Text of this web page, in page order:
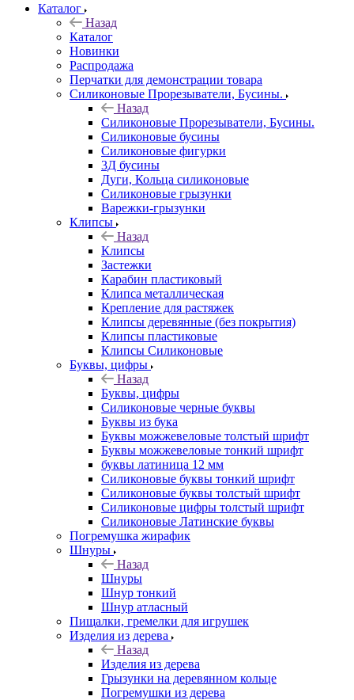
Каталог
Назад
Каталог
Новинки
Распродажа
Перчатки для демонстрации товара
Силиконовые Прорезыватели, Бусины.
Назад
Силиконовые Прорезыватели, Бусины.
Силиконовые бусины
Силиконовые фигурки
3Д бусины
Дуги, Кольца силиконовые
Силиконовые грызунки
Варежки-грызунки
Клипсы
Назад
Клипсы
Застежки
Карабин пластиковый
Клипса металлическая
Крепление для растяжек
Клипсы деревянные (без покрытия)
Клипсы пластиковые
Клипсы Силиконовые
Буквы, цифры
Назад
Буквы, цифры
Силиконовые черные буквы
Буквы из бука
Буквы можжевеловые толстый шрифт
Буквы можжевеловые тонкий шрифт
буквы латиница 12 мм
Силиконовые буквы тонкий шрифт
Силиконовые буквы толстый шрифт
Силиконовые цифры толстый шрифт
Силиконовые Латинские буквы
Погремушка жирафик
Шнуры
Назад
Шнуры
Шнур тонкий
Шнур атласный
Пищалки, гремелки для игрушек
Изделия из дерева
Назад
Изделия из дерева
Грызунки на деревянном кольце
Погремушки из дерева